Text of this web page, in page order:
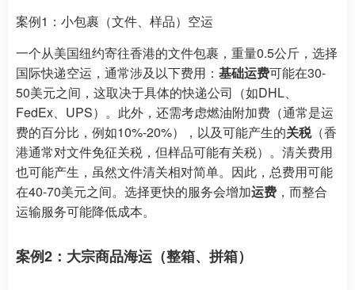
案例1：小包裹（文件、样品）空运
一个从美国纽约寄往香港的文件包裹，重量0.5公斤，选择
国际快递空运，通常涉及以下费用： 基础运费可能在30-
50美元之间，这取决于具体的快递公司（如DHL、
FedEx、UPS）。此外，还需考虑燃油附加费（通常是运
费的百分比，例如10%-20%），以及可能产生的关税（香
港通常对文件免征关税，但样品可能有关税）。清关费用
也可能产生，虽然文件清关相对简单。因此，总费用可能
在40-70美元之间。选择更快的服务会增加运费 ，而整合
运输服务可能降低成本。
案例2：大宗商品海运（整箱、拼箱）